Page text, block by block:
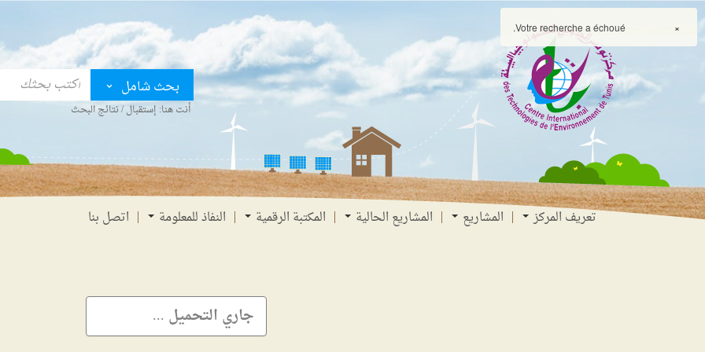
انتقل
إلى
القائمة
انتقال
إلى
المحتوى
الانتقال
إلى
البحث
بحث شامل
أنت هنا: إستقبال/نتائج البحث
تعريف المركز المشاريع المشاريع الحالية المكتبة الرقمية النفاذ للمعلومة اتصل بنا
جاري التحميل ...
×
Votre recherche a échoué.